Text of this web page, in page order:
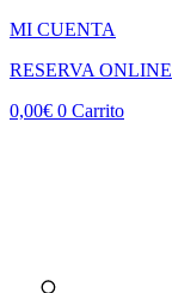
MI CUENTA
RESERVA ONLINE
0,00€ 0 Carrito